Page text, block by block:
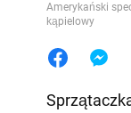
Amerykański
kąpielowy